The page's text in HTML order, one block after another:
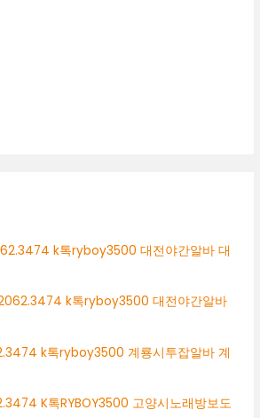
k톡ryboy3500 대전야간알바 대
k톡ryboy3500 대전야간알바
k톡ryboy3500 계룡시투잡알바 계
K톡RYBOY3500 고양시노래방보도